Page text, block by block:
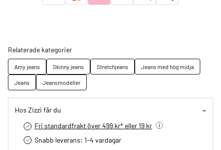
Relaterade kategorier
Amy jeans Skinny jeans Stretchjeans
Jeans med hög midja
Jeans
Jeansmodeller
Hos Zizzi får du
Fri standardfrakt över 499 kr* eller 19 kr
Snabb leverans: 1-4 vardagar